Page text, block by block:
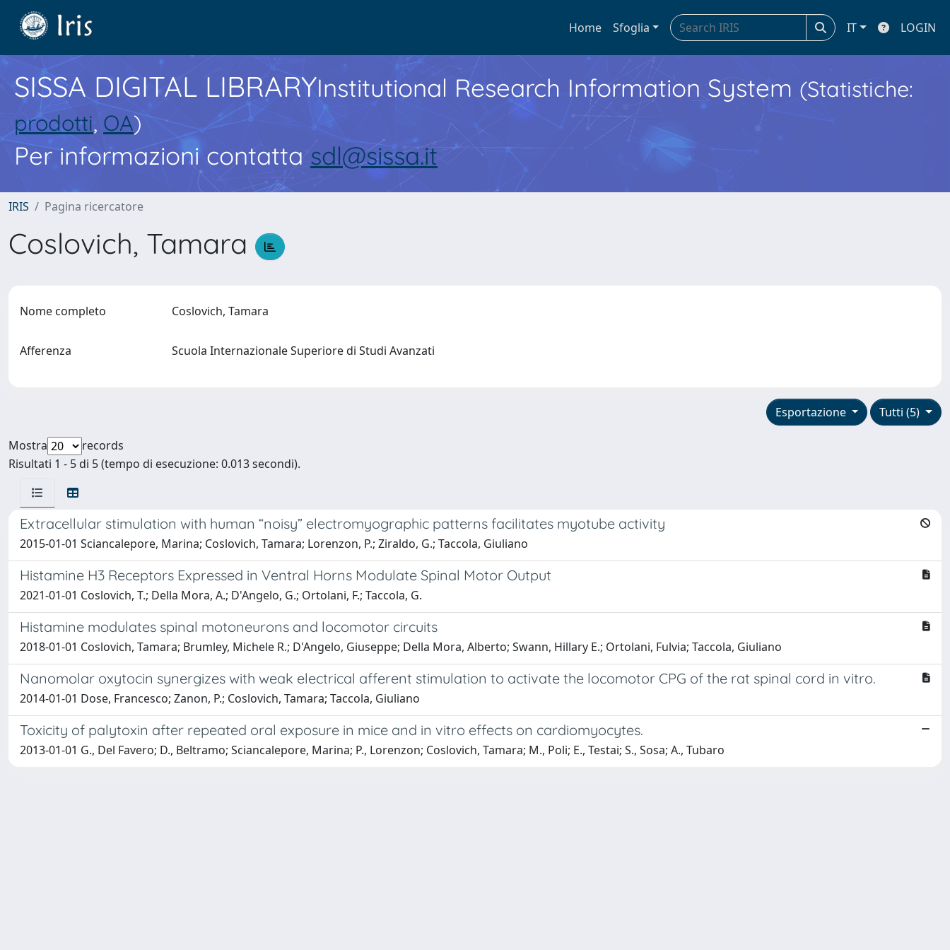
Home Sfoglia IT LOGIN
SISSA DIGITAL LIBRARYInstitutional Research Information System (Statistiche:
prodotti, OA)
Per informazioni contatta sdl@sissa.it
IRIS Pagina ricercatore
Coslovich, Tamara
Nome completo Coslovich, Tamara
Afferenza Scuola Internazionale Superiore di Studi Avanzati
Tutti (5)
Esportazione
Mostra
records
Risultati 1 - 5 di 5 (tempo di esecuzione: 0.013 secondi).
Extracellular stimulation with human “noisy” electromyographic patterns facilitates myotube activity
2015-01-01 Sciancalepore, Marina; Coslovich, Tamara; Lorenzon, P.; Ziraldo, G.; Taccola, Giuliano
Histamine H3 Receptors Expressed in Ventral Horns Modulate Spinal Motor Output
2021-01-01 Coslovich, T.; Della Mora, A.; D'Angelo, G.; Ortolani, F.; Taccola, G.
Histamine modulates spinal motoneurons and locomotor circuits
2018-01-01 Coslovich, Tamara; Brumley, Michele R.; D'Angelo, Giuseppe; Della Mora, Alberto; Swann, Hillary E.; Ortolani, Fulvia; Taccola, Giuliano
Nanomolar oxytocin synergizes with weak electrical afferent stimulation to activate the locomotor CPG of the rat spinal cord in vitro.
2014-01-01 Dose, Francesco; Zanon, P.; Coslovich, Tamara; Taccola, Giuliano
Toxicity of palytoxin after repeated oral exposure in mice and in vitro effects on cardiomyocytes.
2013-01-01 G., Del Favero; D., Beltramo; Sciancalepore, Marina; P., Lorenzon; Coslovich, Tamara; M., Poli; E., Testai; S., Sosa; A., Tubaro